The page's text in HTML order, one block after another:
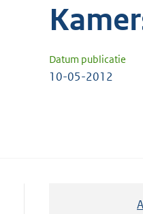
Datum publicatie
10-05-2012